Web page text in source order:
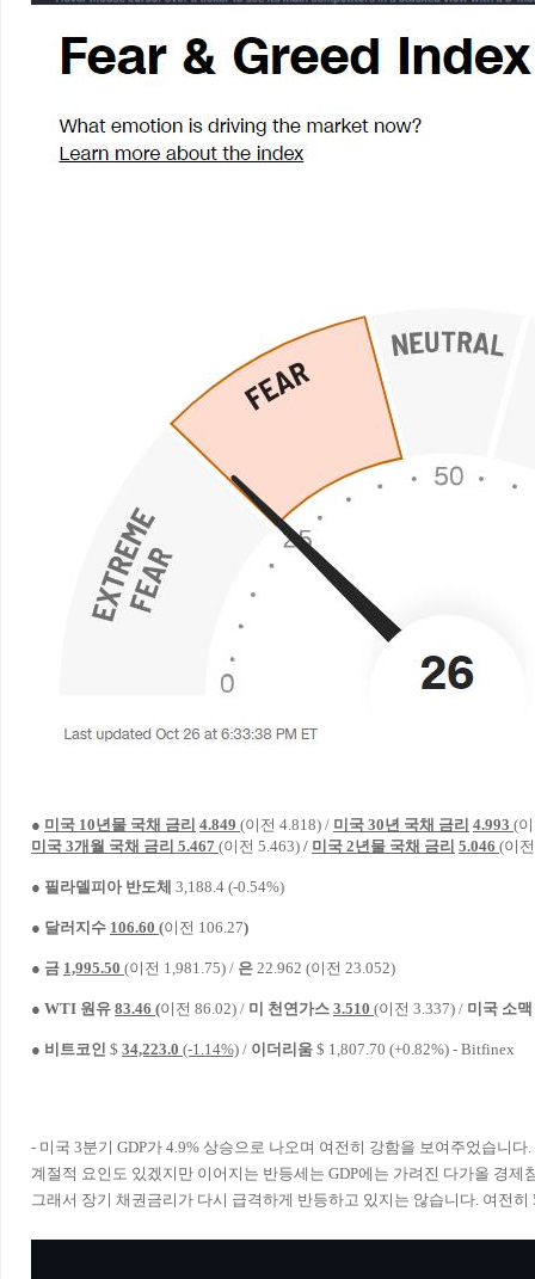
● 미국 10년물 국채 금리 4.849 (이전 4.818) / 미국 30년 국채 금리 4.993 (
미국 3개월 국채 금리 5.467 (이전 5.463) / 미국 2년물 국채 금리 5.046 (이
● 필라델피아 반도체 3,188.4 (-0.54%)
● 달러지수 106.60 (이전 106.27)
● 금 1,995.50 (이전 1,981.75) / 은 22.962 (이전 23.052)
● WTI 원유 83.46 (이전 86.02) / 미 천연가스 3.510 (이전 3.337) / 미국 소맥
● 비트코인 $ 34,223.0 (-1.14%) / 이더리움 $ 1,807.70 (+0.82%) - Bitfinex
- 미국 3분기 GDP가 4.9% 상승으로 나오며 여전히 강함을 보여주었습니
계절적 요인도 있겠지만 이어지는 반등세는 GDP에는 가려진 다가올 경
그래서 장기 채권금리가 다시 급격하게 반등하고 있지는 않습니다. 여전히